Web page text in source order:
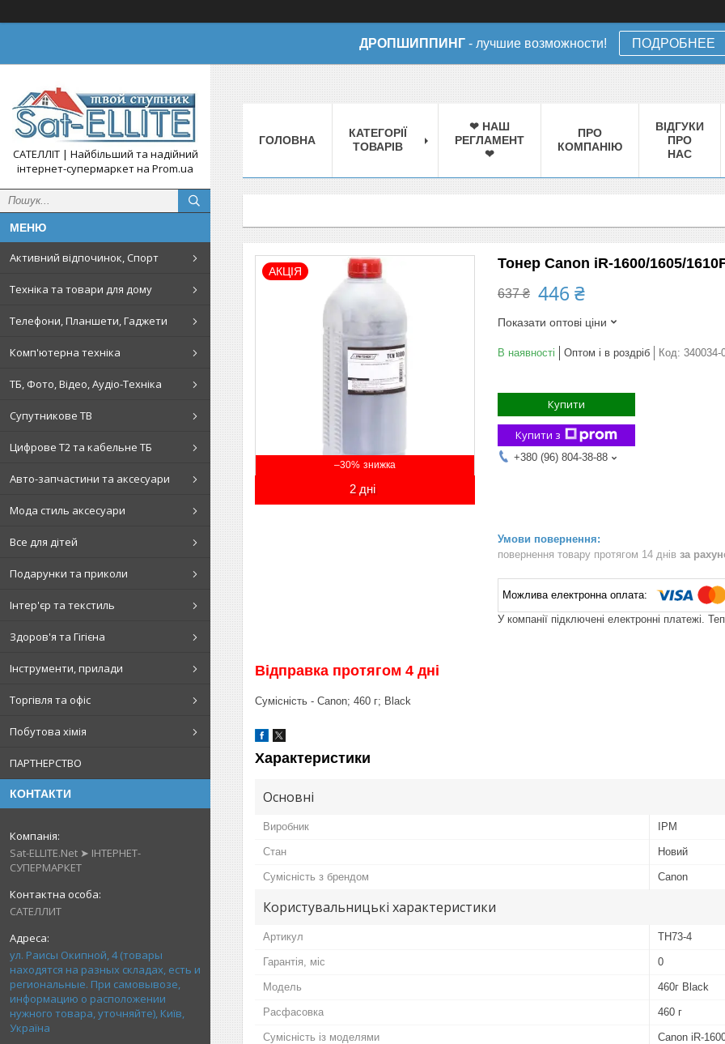
ДРОПШИППИНГ - лучшие возможности! ПОДРОБНЕЕ
САТЕЛЛІТ | Найбільший та надійний
інтернет-супермаркет на Prom.ua
Активний відпочинок, Спорт
Техніка та товари для дому
Телефони, Планшети, Гаджети
Комп'ютерна техніка
ТБ, Фото, Відео, Аудіо-Техніка
Супутникове ТВ
Цифрове Т2 та кабельне ТБ
Авто-запчастини та аксесуари
Мода стиль аксесуари
Все для дітей
Подарунки та приколи
Інтер'єр та текстиль
Здоров'я та Гігієна
Інструменти, прилади
Торгівля та офіс
Побутова хімія
ПАРТНЕРСТВО
КОНТАКТИ
Sat-ELLITE.Net ➤ ІНТЕРНЕТ-
СУПЕРМАРКЕТ
САТЕЛЛИТ
ул. Раисы Окипной, 4 (товары
находятся на разных складах, есть и
региональные. При самовывозе,
информацию о расположении
нужного товара, уточняйте), Київ,
Україна
ГОЛОВНА
КАТЕГОРІЇ
ТОВАРІВ
❤ НАШ
РЕГЛАМЕНТ
❤
ПРО
КОМПАНІЮ
ВІДГУКИ
ПРО
НАС
–30%
АКЦІЯ
2 дні
Тонер Canon iR-1600/1605/
637 ₴ 446 ₴
Показати оптові ціни
В наявності Оптом і в роздріб Код: 340034-
Купити
Купити з
+380 (96) 804-38-88
повернення товару протягом 14 днів за
У компанії підключені електронні платежі.
Відправка протягом 4 дні
Сумісність - Canon; 460 г; Black
Характеристики
Основні
Виробник IPM
Стан Новий
Сумісність з брендом Canon
Користувальницькі характеристики
Артикул TH73-4
Гарантія, міс 0
Мoдель 460г Black
Расфасовка 460 г
Сумісність із моделями Canon iR-